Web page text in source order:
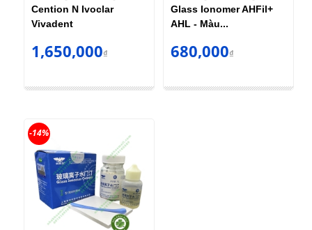
Cention N Ivoclar
Vivadent
1,650,000₫
Glass Ionomer AHFil+
AHL - Màu...
680,000₫
-14%